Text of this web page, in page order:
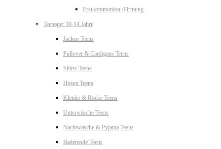
Erstkommunion /Firmung
Teenager 10-14 Jahre
Jacken Teens
Pullover & Cardigans Teens
Shirts Teens
Hosen Teens
Kleider & Röcke Teens
Unterwäsche Teens
Nachtwäsche & Pyjama Teens
Bademode Teens